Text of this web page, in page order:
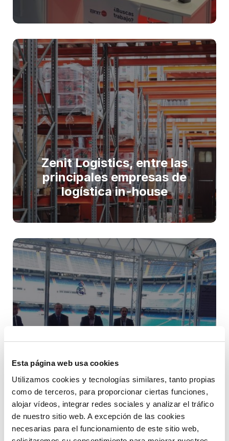
Esta página web usa cookies
Utilizamos cookies y tecnologías similares, tanto propias
como de terceros, para proporcionar ciertas funciones,
alojar vídeos, integrar redes sociales y analizar el tráfico
de nuestro sitio web. A excepción de las cookies
necesarias para el funcionamiento de este sitio web,
Zenit Logistics, entre las
principales empresas de
logística in-house
End2End: Retail Supply
Chain Solutions